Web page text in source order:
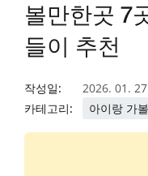
볼만한곳 7
들이 추천
작성일:
2026. 01.
카테고리:
아이랑 가